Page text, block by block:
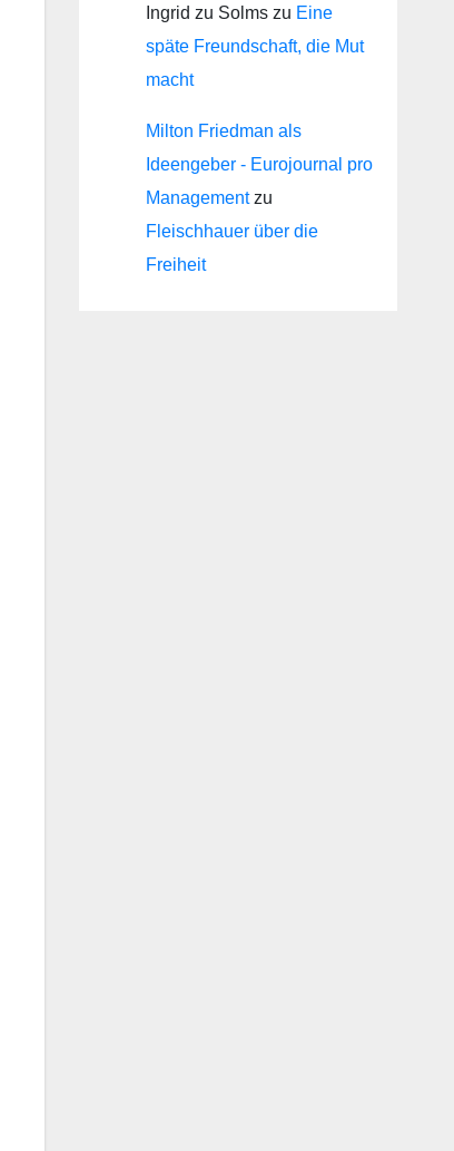
Ingrid zu Solmszu Eine
späte Freundschaft, die Mut
macht
Milton Friedman als
Ideengeber - Eurojournal pro
Managementzu
Fleischhauer über die
Freiheit